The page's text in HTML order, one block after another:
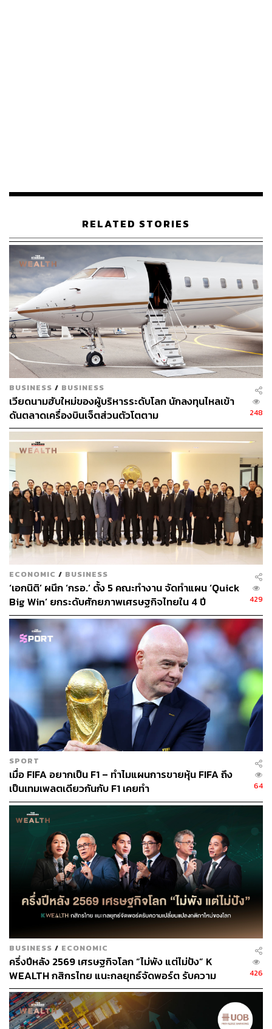
Consensus ดังนั้นจึงมองว่ามีโอกาสสูงที่ Consensus จะปรับ
ผลประกอบการ 3Q67
ด้วยเหตุนี้ InnovestX Research จึงปรับประมาณการกำไร
ปกติปี 2567 เพิ่มขึ้น 20.3% มาอยู่ที่ 1.7 พันล้านบาท (เพิ่มขึ้น
75.1%YoY) หลังจากปรับสมมติฐานอัตราการเข้าพักและ
อัตราค่าห้องพักเพิ่มขึ้น เพื่อสะท้อนผลการดำเนินงานที่
แข็งแกร่งกว่าคาด
นอกจากนี้การปรับประมาณการกำไรเพิ่มขึ้นยังหนุนให้ปรับ
ประมาณการ DPU ปี 2567 เพิ่มขึ้นจาก 1.16 บาทต่อหน่วย
เป็น 1.24 บาทต่อหน่วย และปี 2568 เพิ่มขึ้นจาก 1.19 บาทต่อ
หน่วยเป็น 1.26 บาทต่อหน่วยด้วย
กระทบอย่างไร:
ในช่วง 1 เดือนที่ผ่านมา ราคาหน่วยทรัสต์ LHHOTEL ปรับ
ขึ้น 4.80% อยู่ที่ 13.10 บาท ขณะที่ SET Index ปรับขึ้น
1.72% อยู่ที่ 1,452.20 จุด
กลยุทธ์การลงทุนและคำแนะนำ:
แม้ราคาหน่วยทรัสต์ LHHOTEL จะปรับตัวขึ้นมาแล้ว 24.8%
ในช่วง 3 เดือนที่ผ่านมา แต่เชื่อว่าราคายังมีโอกาสที่จะปรับ
ตัวขึ้นได้ต่อ เนื่องจากเพิ่งอยู่ในช่วงเริ่มต้นของวงจรการปรับ
ลดอัตราดอกเบี้ย และอัตราผลตอบแทนจากเงินปันผลยังคงน่า
สนใจที่ 9.5% ในปี 2567 และ 9.6% ในปี 2568
และทรัพย์สินทั้งหมดของ LHHOTEL มีคุณภาพสูง ซึ่งสะท้อน
ให้เห็นจากผลการดำเนินงานที่แข็งแกร่งใน 1H67
โดยมองว่า กำไรยังมีโอกาสปรับขึ้นได้อีกจากอัตราดอกเบี้ยที่
ลดลง เนื่องจากหนี้สิน 70% ของกองทรัสต์มีอัตราดอกเบี้ย
ลอยตัว การปรับอัตราดอกเบี้ยลดลงทุกๆ 25 bps จะช่วยหนุน
ให้ประมาณการกำไรปี 2568 ปรับเพิ่มขึ้นได้อีก 1.1%
InnovestX Research ยังคงคำแนะนำ Outperform สำหรับ
LHHOTEL โดยปรับราคาเป้าหมายอ้างอิงวิธี DDM ใหม่จาก
Value) LHHOTEL เป็นท็อปปิกในกลุ่ม REITs & IFFs
ปัจจัยเสี่ยงสำคัญที่ต้องติดตามคือ การเปลี่ยนแปลงนโยบาย
รัฐบาลและกำลังซื้อ ความเสี่ยงด้าน ESG ที่สำคัญคือ การ
บริหารจัดการพลังงานและของเสีย ผลิตภัณฑ์ที่ยั่งยืน (E) และ
การบริหารจัดการคุณภาพผลิตภัณฑ์ แนวปฏิบัติด้านแรงงาน
และความเป็นส่วนตัวของข้อมูล (S)
สามารถติดตาม THE STANDARD WEALTH
ผ่านแอปพลิเคชันต่างๆ ที่คุณสะดวกหรือใช้งานอยู่แล้วได้เลย
RELATED STORIES
BUSINESS / BUSINESS
เวียดนามฮับใหม่ของผู้บริหารระดับโลก นักลงทุนไหลเข้า
ดันตลาดเครื่องบินเจ็ตส่วนตัวโตตาม
248
ECONOMIC / BUSINESS
‘เอกนิติ’ ผนึก ‘กรอ.’ ตั้ง 5 คณะทำงาน จัดทำแผน ‘Quick
Big Win’ ยกระดับศักยภาพเศรษฐกิจไทยใน 4 ปี
429
SPORT
เมื่อ FIFA อยากเป็น F1 – ทำไมแผนการขายหุ้น FIFA ถึง
เป็นเทมเพลตเดียวกันกับ F1 เคยทำ
64
BUSINESS / ECONOMIC
ครึ่งปีหลัง 2569 เศรษฐกิจโลก “ไม่พัง แต่ไม่ปัง” K
WEALTH กสิกรไทย แนะกลยุทธ์จัดพอร์ต รับความ
เปลี่ยนแปลงกติกาใหม่ของโลก
426